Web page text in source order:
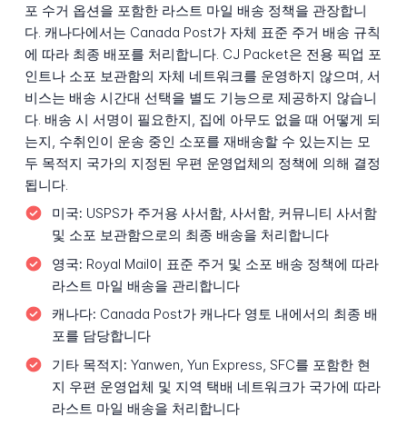
포 수거 옵션을 포함한 라스트 마일 배송 정책을 관장합니
다. 캐나다에서는 Canada Post가 자체 표준 주거 배송 규칙
에 따라 최종 배포를 처리합니다. CJ Packet은 전용 픽업 포
인트나 소포 보관함의 자체 네트워크를 운영하지 않으며, 서
비스는 배송 시간대 선택을 별도 기능으로 제공하지 않습니
다. 배송 시 서명이 필요한지, 집에 아무도 없을 때 어떻게 되
는지, 수취인이 운송 중인 소포를 재배송할 수 있는지는 모
두 목적지 국가의 지정된 우편 운영업체의 정책에 의해 결정
됩니다.
미국: USPS가 주거용 사서함, 사서함, 커뮤니티 사서함
및 소포 보관함으로의 최종 배송을 처리합니다
영국: Royal Mail이 표준 주거 및 소포 배송 정책에 따라
라스트 마일 배송을 관리합니다
캐나다: Canada Post가 캐나다 영토 내에서의 최종 배
포를 담당합니다
기타 목적지: Yanwen, Yun Express, SFC를 포함한 현
지 우편 운영업체 및 지역 택배 네트워크가 국가에 따라
라스트 마일 배송을 처리합니다